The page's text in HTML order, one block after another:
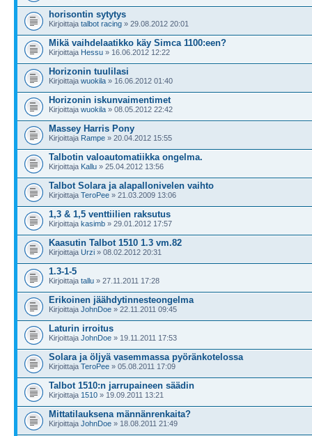
horisontin sytytys
Kirjoittaja talbot racing » 29.08.2012 20:01
Mikä vaihdelaatikko käy Simca 1100:een?
Kirjoittaja Hessu » 16.06.2012 12:22
Horizonin tuulilasi
Kirjoittaja wuokila » 16.06.2012 01:40
Horizonin iskunvaimentimet
Kirjoittaja wuokila » 08.05.2012 22:42
Massey Harris Pony
Kirjoittaja Rampe » 20.04.2012 15:55
Talbotin valoautomatiikka ongelma.
Kirjoittaja Kallu » 25.04.2012 13:56
Talbot Solara ja alapallonivelen vaihto
Kirjoittaja TeroPee » 21.03.2009 13:06
1,3 & 1,5 venttiilien raksutus
Kirjoittaja kasimb » 29.01.2012 17:57
Kaasutin Talbot 1510 1.3 vm.82
Kirjoittaja Urzi » 08.02.2012 20:31
1.3-1-5
Kirjoittaja tallu » 27.11.2011 17:28
Erikoinen jäähdytinnesteongelma
Kirjoittaja JohnDoe » 22.11.2011 09:45
Laturin irroitus
Kirjoittaja JohnDoe » 19.11.2011 17:53
Solara ja öljyä vasemmassa pyöränkotelossa
Kirjoittaja TeroPee » 05.08.2011 17:09
Talbot 1510:n jarrupaineen säädin
Kirjoittaja 1510 » 19.09.2011 13:21
Mittatilauksena männänrenkaita?
Kirjoittaja JohnDoe » 18.08.2011 21:49